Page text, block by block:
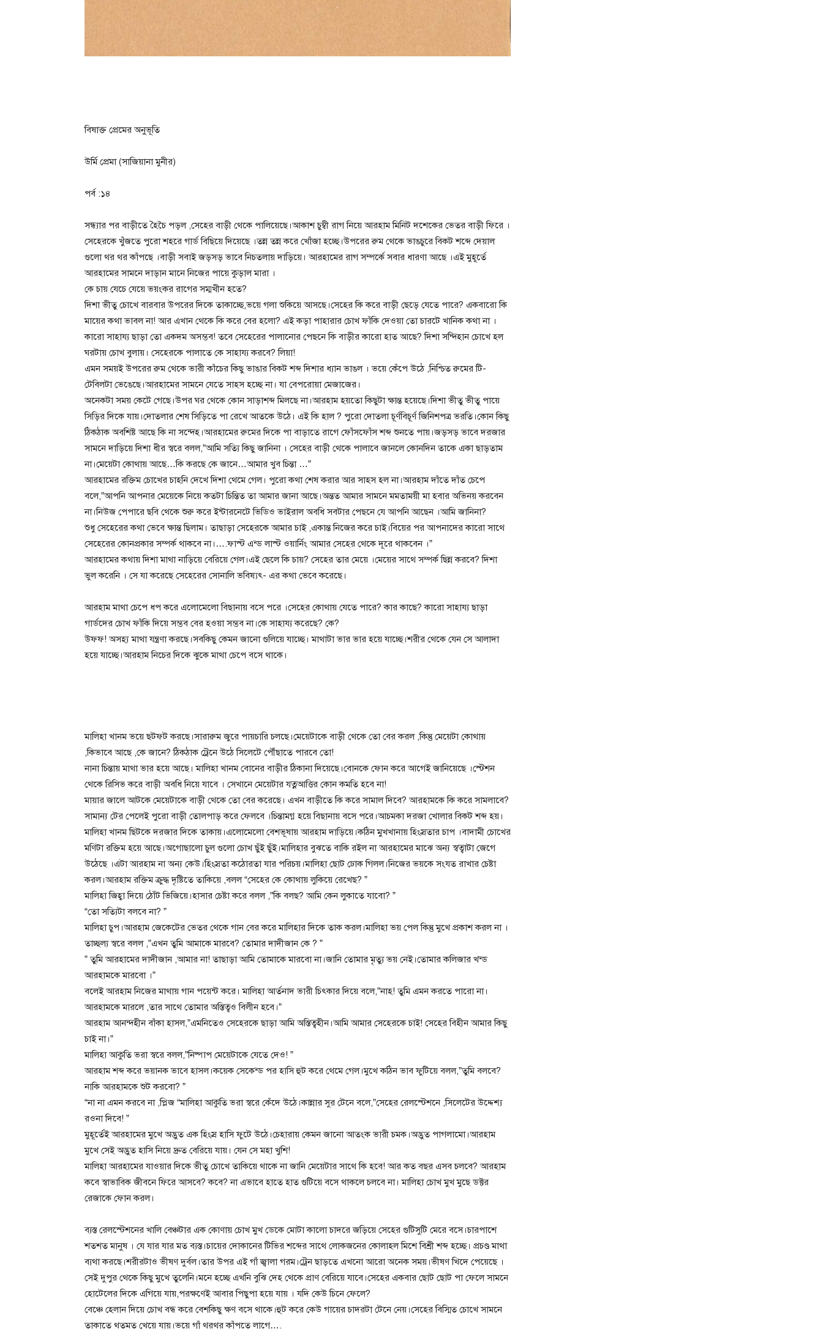
বিষাক্ত প্রেমের অনুভূতি
উর্মি প্রেমা (সাজিয়ানা মুনীর)
পর্ব :১৪
সন্ধ্যার পর বাড়ীতে হৈচৈ পড়ল ,সেহের বাড়ী থেকে পালিয়েছে।আকাশ চুম্বী রাগ নিয়ে আরহাম মিনিট দশেকের ভেতর বাড়ী ফিরে ।
সেহেরকে খুঁজতে পুরো শহরে গার্ড বিছিয়ে দিয়েছে ।তন্ন তন্ন করে খোঁজা হচ্ছে।উপরের রুম থেকে ভাঙচুরে বিকট শব্দে দেয়াল
গুলো থর থর কাঁপছে ।বাড়ী সবাই জড়সড় ভাবে নিচতলায় দাড়িয়ে। আরহামের রাগ সম্পর্কে সবার ধারণা আছে ।এই মুহূর্তে
আরহামের সামনে দাড়ান মানে নিজের পায়ে কুড়াল মারা ।
কে চায় যেচে যেয়ে ভয়ংকর রাগের সম্মখীন হতে?
দিশা ভীতু চোখে বারবার উপরের দিকে তাকাচ্ছে,ভয়ে গলা শুকিয়ে আসছে।সেহের কি করে বাড়ী ছেড়ে যেতে পারে? একবারো কি
মায়ের কথা ভাবল না! আর এখান থেকে কি করে বের হলো? এই কড়া পাহারার চোখ ফাঁকি দেওয়া তো চারটে খানিক কথা না ।
কারো সাহায্য ছাড়া তো একদম অসম্ভব! তবে সেহেরের পালানোর পেছনে কি বাড়ীর কারো হাত আছে? দিশা সন্দিহান চোখে হল
ঘরটায় চোখ বুলায়। সেহেরকে পালাতে কে সাহায্য করবে? লিয়া!
এমন সময়ই উপরের রুম থেকে ভারী কাঁচের কিছু ভাঙার বিকট শব্দ দিশার ধ্যান ভাঙল । ভয়ে কেঁপে উঠে ,নিশ্চিত রুমের টি-
টেবিলটা ভেঙেছে।আরহামের সামনে যেতে সাহস হচ্ছে না। যা বেপরোয়া মেজাজের।
অনেকটা সময় কেটে গেছে।উপর ঘর থেকে কোন সাড়াশব্দ মিলছে না।আরহাম হয়তো কিছুটা ক্ষান্ত হয়েছে।দিশা ভীতু ভীতু পায়ে
সিড়ির দিকে যায়।দোতলার শেষ সিড়িতে পা রেখে আতকে উঠে। এই কি হাল ? পুরো দোতলা চূর্ণবিচূর্ণ জিনিশপত্র ভরতি।কোন কিছু
ঠিকঠাক অবশিষ্ট আছে কি না সন্দেহ।আরহামের রুমের দিকে পা বাড়াতে রাগে ফোঁসফোঁস শব্দ শুনতে পায়।জড়সড় ভাবে দরজার
সামনে দাড়িয়ে দিশা ধীর স্বরে বলল,”আমি সত্যি কিছু জানিনা । সেহের বাড়ী থেকে পালাবে জানলে কোনদিন তাকে একা ছাড়তাম
না।মেয়েটা কোথায় আছে…কি করছে কে জানে…আমার খুব চিন্তা …”
আরহামের রক্তিম চোখের চাহনি দেখে দিশা থেমে গেল। পুরো কথা শেষ করার আর সাহস হল না।আরহাম দাঁতে দাঁত চেপে
বলে,”আপনি আপনার মেয়েকে নিয়ে কতটা চিন্তিত তা আমার জানা আছে।অন্তত আমার সামনে মমতাময়ী মা হবার অভিনয় করবেন
না।নিউজ পেপারে ছবি থেকে শুরু করে ইন্টারনেটে ভিডিও ভাইরাল অবধি সবটার পেছনে যে আপনি আছেন ।আমি জানিনা?
শুধু সেহেরের কথা ভেবে ক্ষান্ত ছিলাম। তাছাড়া সেহেরকে আমার চাই ,একান্ত নিজের করে চাই।বিয়ের পর আপনাদের কারো সাথে
সেহেরের কোনপ্রকার সম্পর্ক থাকবে না।….ফাস্ট এন্ড লাস্ট ওয়ার্নিং আমার সেহের থেকে দূরে থাকবেন ।”
আরহামের কথায় দিশা মাথা নাড়িয়ে বেরিয়ে গেল।এই ছেলে কি চায়? সেহের তার মেয়ে ।মেয়ের সাথে সম্পর্ক ছিন্ন করবে? দিশা
ভুল করেনি । সে যা করেছে সেহেরের সোনালি ভবিষ্যৎ- এর কথা ভেবে করেছে।
আরহাম মাথা চেপে ধপ করে এলোমেলো বিছানায় বসে পরে ।সেহের কোথায় যেতে পারে? কার কাছে? কারো সাহায্য ছাড়া
গার্ডদের চোখ ফাঁকি দিয়ে সম্ভব বের হওয়া সম্ভব না।কে সাহায্য করেছে? কে?
উফফ! অসহ্য মাথা যন্ত্রণা করছে।সবকিছু কেমন জানো গুলিয়ে যাচ্ছে। মাথাটা ভার ভার হয়ে যাচ্ছে।শরীর থেকে যেন সে আলাদা
হয়ে যাচ্ছে।আরহাম নিচের দিকে ঝুকে মাথা চেপে বসে থাকে।
মালিহা খানম ভয়ে ছটফট করছে।সারারুম জুরে পায়চারি চলছে।মেয়েটাকে বাড়ী থেকে তো বের করল ,কিন্তু মেয়েটা কোথায়
,কিভাবে আছে ,কে জানে? ঠিকঠাক ট্রেনে উঠে সিলেটে পৌঁছাতে পারবে তো!
নানা চিন্তায় মাথা ভার হয়ে আছে। মালিহা খানম বোনের বাড়ীর ঠিকানা দিয়েছে।বোনকে ফোন করে আগেই জানিয়েছে ।স্টেশন
থেকে রিসিভ করে বাড়ী অবধি নিয়ে যাবে । সেখানে মেয়েটার যত্নআত্তির কোন কমতি হবে না!
মায়ার জালে আটকে মেয়েটাকে বাড়ী থেকে তো বের করেছে। এখন বাড়ীতে কি করে সামাল দিবে? আরহামকে কি করে সামলাবে?
সামান্য টের পেলেই পুরো বাড়ী তোলপাড় করে ফেলবে ।চিন্তামগ্ন হয়ে বিছানায় বসে পরে।আচমকা দরজা খোলার বিকট শব্দ হয়।
মালিহা খানম ছিটকে দরজার দিকে তাকায়।এলোমেলো বেশভূষায় আরহাম দাড়িয়ে।কঠিন মুখখানায় হিংস্রতার চাপ ।বাদামী চোখের
মণিটা রক্তিম হয়ে আছে।অগোছালো চুল গুলো চোখ ছুঁই ছুঁই।মালিহার বুঝতে বাকি রইল না আরহামের মাঝে অন্য স্বত্বাটা জেগে
উঠেছে ।এটা আরহাম না অন্য কেউ।হিংস্রতা কঠোরতা যার পরিচয়।মালিহা ছোট ঢোক গিলল।নিজের ভয়কে সংযত রাখার চেষ্টা
করল।আরহাম রক্তিম ক্রুদ্ধ দৃষ্টিতে তাকিয়ে ,বলল “সেহের কে কোথায় লুকিয়ে রেখেছ? ”
মালিহা জিহ্বা দিয়ে ঠোঁট ভিজিয়ে।হাসার চেষ্টা করে বলল ,”কি বলছ? আমি কেন লুকাতে যাবো? ”
“তো সত্যিটা বলবে না? ”
মালিহা চুপ।আরহাম জেকেটের ভেতর থেকে গান বের করে মালিহার দিকে তাক করল।মালিহা ভয় পেল কিন্তু মুখে প্রকাশ করল না ।
তাচ্ছল্য স্বরে বলল ,”এখন তুমি আমাকে মারবে? তোমার দাদীজান কে ? ”
” তুমি আরহামের দাদীজান ,আমার না! তাছাড়া আমি তোমাকে মারবো না।জানি তোমার মৃত্যু ভয় নেই।তোমার কলিজার খন্ড
আরহামকে মারবো ।”
বলেই আরহাম নিজের মাথায় গান পয়েন্ট করে। মালিহা আর্তনাদ ভারী চিৎকার দিয়ে বলে,”নাহ! তুমি এমন করতে পারো না।
আরহামকে মারলে ,তার সাথে তোমার অস্তিত্বও বিলীন হবে।”
আরহাম আনন্দহীন বাঁকা হাসল,”এমনিতেও সেহেরকে ছাড়া আমি অস্তিত্বহীন।আমি আমার সেহেরকে চাই! সেহের বিহীন আমার কিছু
চাই না।”
মালিহা আকুতি ভরা স্বরে বলল,”নিষ্পাপ মেয়েটাকে যেতে দেও! ”
আরহাম শব্দ করে ভয়ানক ভাবে হাসল।কয়েক সেকেন্ড পর হাসি হুট করে থেমে গেল।মুখে কঠিন ভাব ফুটিয়ে বলল,”তুমি বলবে?
নাকি আরহামকে শুট করবো? ”
“না না এমন করবে না ,প্লিজ “মালিহা আকুতি ভরা স্বরে কেঁদে উঠে।কান্নার সুর টেনে বলে,”সেহের রেলস্টেশনে ,সিলেটের উদ্দেশ্য
রওনা দিবে! ”
মুহূর্তেই আরহামের মুখে অদ্ভুত এক হিংস্র হাসি ফুটে উঠে।চেহারায় কেমন জানো আতংক ভারী চমক।অদ্ভুত পাগলামো।আরহাম
মুখে সেই অদ্ভুত হাসি নিয়ে দ্রুত বেরিয়ে যায়। যেন সে মহা খুশি!
মালিহা আরহামের যাওয়ার দিকে ভীতু চোখে তাকিয়ে থাকে না জানি মেয়েটার সাথে কি হবে! আর কত বছর এসব চলবে? আরহাম
কবে স্বাভাবিক জীবনে ফিরে আসবে? কবে? না এভাবে হাতে হাত গুটিয়ে বসে থাকলে চলবে না। মালিহা চোখ মুখ মুছে ডক্টর
রেজাকে ফোন করল।
ব্যস্ত রেলস্টেশনের খালি বেঞ্চটার এক কোণায় চোখ মুখ ডেকে মোটা কালো চাদরে জড়িয়ে সেহের গুটিসুটি মেরে বসে।চারপাশে
শতশত মানুষ । যে যার যার মত ব্যস্ত।চায়ের দোকানের টিভির শব্দের সাথে লোকজনের কোলাহল মিশে বিশ্রী শব্দ হচ্ছে। প্রচণ্ড মাথা
ব্যথা করছে।শরীরটাও ভীষণ দুর্বল।তার উপর এই গাঁ জ্বালা গরম।ট্রেন ছাড়তে এখনো আরো অনেক সময়।ভীষণ খিদে পেয়েছে ।
সেই দুপুর থেকে কিছু মুখে তুলেনি।মনে হচ্ছে এখনি বুঝি দেহ থেকে প্রাণ বেরিয়ে যাবে।সেহের একবার ছোট ছোট পা ফেলে সামনে
হোটেলের দিকে এগিয়ে যায়,পরক্ষণেই আবার পিছুপা হয়ে যায় । যদি কেউ চিনে ফেলে?
বেঞ্চে হেলান দিয়ে চোখ বন্ধ করে বেশকিছু ক্ষণ বসে থাকে।হুট করে কেউ গায়ের চাদরটা টেনে নেয়।সেহের বিস্মিত চোখে সামনে
তাকাতে থতমত খেয়ে যায়।ভয়ে গাঁ থরথর কাঁপতে লাগে….